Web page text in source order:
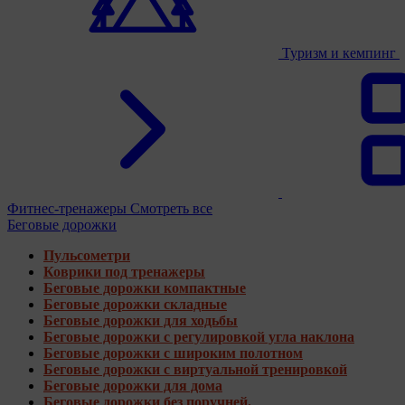
Туризм и кемпинг
Фитнес-тренажеры Смотреть все
Беговые дорожки
Пульсометри
Коврики под тренажеры
Беговые дорожки компактные
Беговые дорожки складные
Беговые дорожки для ходьбы
Беговые дорожки с регулировкой угла наклона
Беговые дорожки с широким полотном
Беговые дорожки с виртуальной тренировкой
Беговые дорожки для дома
Беговые дорожки без поручней.